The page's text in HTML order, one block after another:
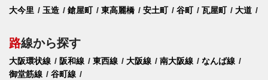
大今里 玉造 鎗屋町 東高麗橋 安土町 谷町 瓦屋町 大道
路線から探す
大阪環状線 阪和線 東西線 大阪線 南大阪線
なんば線
御堂筋線
谷町線